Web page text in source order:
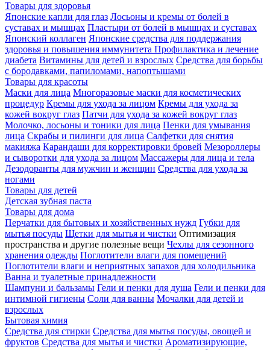
Товары для здоровья
Японские капли для глаз Лосьоны и кремы от болей в
суставах и мышцах Пластыри от болей в мышцах и суставах
Японский коллаген Японские средства для поддержания
здоровья и повышения иммунитета Профилактика и лечение
диабета Витамины для детей и взрослых Средства для борьбы
с бородавками, папиломами, напоптышами
Товары для красоты
Маски для лица Многоразовые маски для косметических
процедур Кремы для ухода за лицом Кремы для ухода за
кожей вокруг глаз Патчи для ухода за кожей вокруг глаз
Молочко, лосьоны и тоники для лица Пенки для умывания
лица Скрабы и пилинги для лица Салфетки для снятия
макияжа Карандаши для корректировки бровей Мезороллеры
и сыворотки для ухода за лицом Массажеры для лица и тела
Дезодоранты для мужчин и женщин Средства для ухода за
ногами
Товары для детей
Детская зубная паста
Товары для дома
Перчатки для бытовых и хозяйственных нужд Губки для
мытья посуды Щетки для мытья и чистки Оптимизация
пространства и другие полезные вещи Чехлы для сезонного
хранения одежды Поглотители влаги для помещений
Поглотители влаги и неприятных запахов для холодильника
Ванна и туалетные принадлежности
Шампуни и бальзамы Гели и пенки для душа Гели и пенки для
интимной гигиены Соли для ванны Мочалки для детей и
взрослых
Бытовая химия
Средства для стирки Средства для мытья посуды, овощей и
фруктов Средства для мытья и чистки Ароматизирующие,